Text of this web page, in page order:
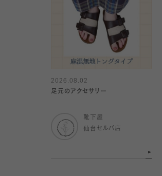
2026.08.02
足元のアクセサリー
靴下屋
仙台セルバ店